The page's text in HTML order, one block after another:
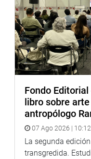
Fondo
libro sobre
antropólogo
07 Ago 2026 |
La segunda
transgredida.